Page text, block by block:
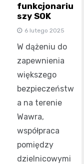
funkcjonariu
szy SOK
6 lutego 2025
W dążeniu do
zapewnienia
większego
bezpieczeństw
a na terenie
Wawra,
współpraca
pomiędzy
dzielnicowymi